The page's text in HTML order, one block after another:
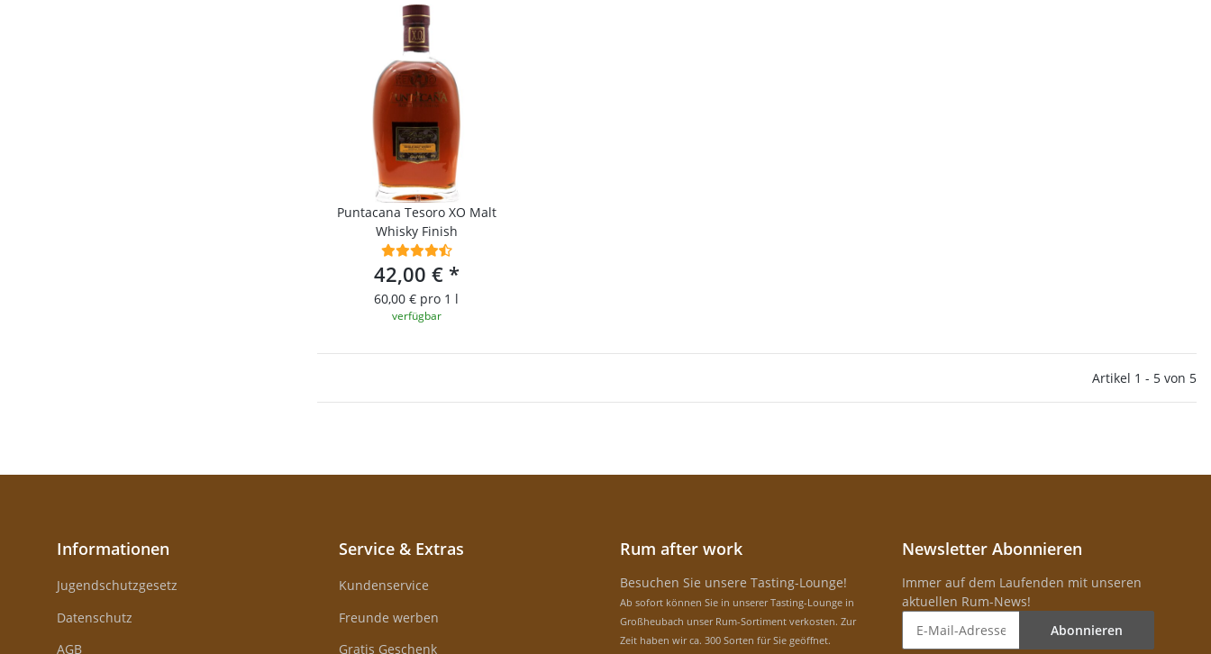
Puntacana Tesoro XO Malt
Whisky Finish
42,00 € *
60,00 € pro 1 l
verfügbar
Artikel 1 - 5 von 5
Informationen
Jugendschutzgesetz
Datenschutz
AGB
Service & Extras
Kundenservice
Freunde werben
Gratis Geschenk
Rum after work
Besuchen Sie unsere Tasting-Lounge!
Ab sofort können Sie in unserer Tasting-Lounge in
Großheubach unser Rum-Sortiment verkosten. Zur
Zeit haben wir ca. 300 Sorten für Sie geöffnet.
Newsletter Abonnieren
Immer auf dem Laufenden mit unseren
aktuellen Rum-News!
Abonnieren